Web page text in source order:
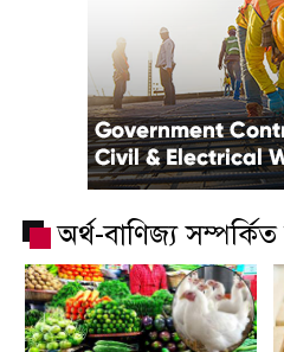
অর্থ-বাণিজ্য